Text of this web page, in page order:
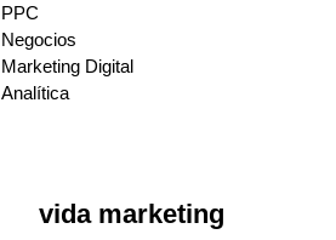
PPC
Negocios
Marketing Digital
Analítica
vida marketing